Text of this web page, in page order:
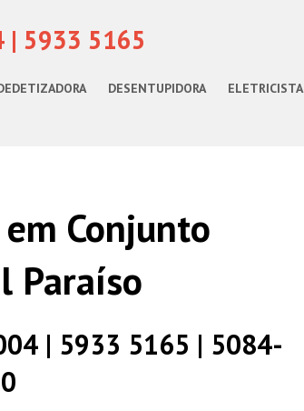
| 5933 5165
DESENTUPIDORA ELETRICISTA
Conjunto
Paraíso
| 5933 5165 | 5084-